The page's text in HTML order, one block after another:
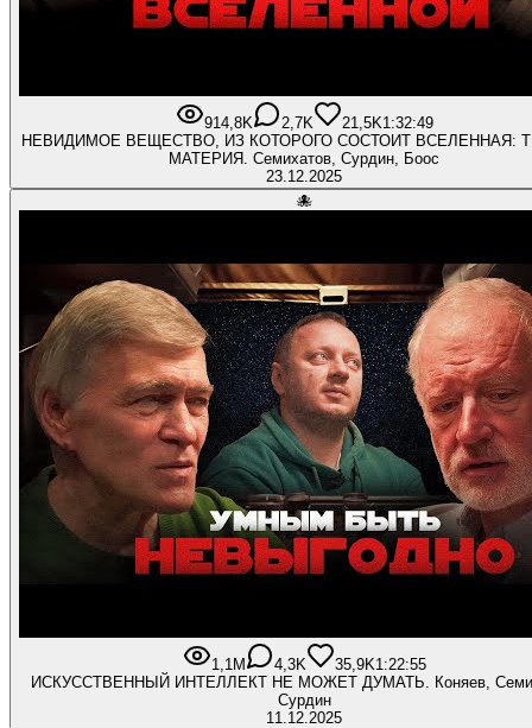
914,8K 2,7K 21,5K1:32:49
НЕВИДИМОЕ ВЕЩЕСТВО, ИЗ КОТОРОГО СОСТОИТ ВСЕЛЕННАЯ:
МАТЕРИЯ. Семихатов, Сурдин, Боос
23.12.2025
🐙
1,1M 4,3K 35,9K1:22:55
ИСКУССТВЕННЫЙ ИНТЕЛЛЕКТ НЕ МОЖЕТ ДУМАТЬ. Коняев,
Сурдин
11.12.2025